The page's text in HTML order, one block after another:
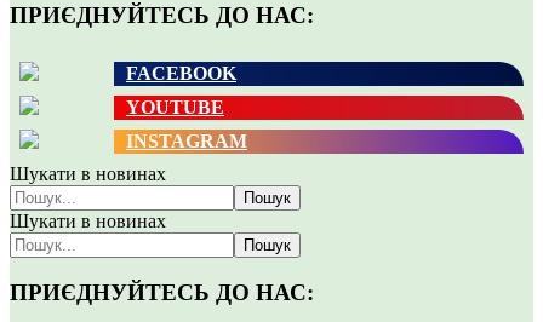
ПРИЄДНУЙТЕСЬ ДО НАС:
FACEBOOK
YOUTUBE
INSTAGRAM
Шукати в новинах
Пошук
Шукати в новинах
Пошук
ПРИЄДНУЙТЕСЬ ДО НАС: